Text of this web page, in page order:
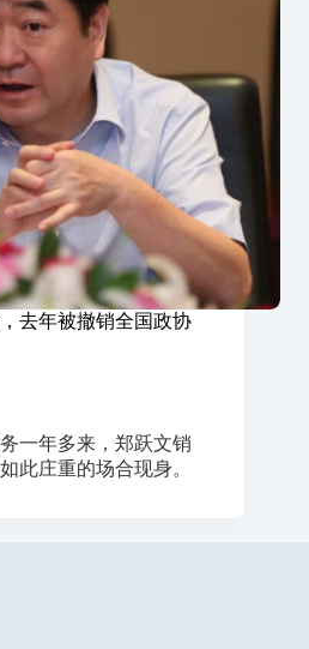
去年被撤销全国政协
一年多来，郑跃文销
此庄重的场合现身。